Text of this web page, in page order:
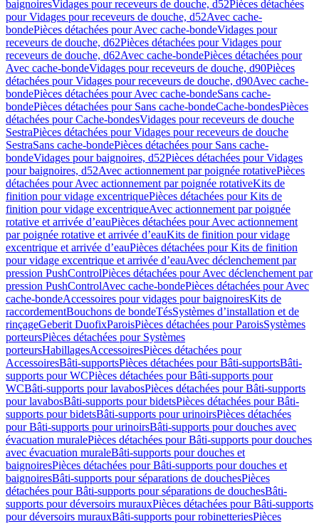
baignoiresVidages pour receveurs de douche, d52Pièces détachées
pour Vidages pour receveurs de douche, d52Avec cache-
bondePièces détachées pour Avec cache-bondeVidages pour
receveurs de douche, d62Pièces détachées pour Vidages pour
receveurs de douche, d62Avec cache-bondePièces détachées pour
Avec cache-bondeVidages pour receveurs de douche, d90Pièces
détachées pour Vidages pour receveurs de douche, d90Avec cache-
bondePièces détachées pour Avec cache-bondeSans cache-
bondePièces détachées pour Sans cache-bondeCache-bondesPièces
détachées pour Cache-bondesVidages pour receveurs de douche
SestraPièces détachées pour Vidages pour receveurs de douche
SestraSans cache-bondePièces détachées pour Sans cache-
bondeVidages pour baignoires, d52Pièces détachées pour Vidages
pour baignoires, d52Avec actionnement par poignée rotativePièces
détachées pour Avec actionnement par poignée rotativeKits de
finition pour vidage excentriquePièces détachées pour Kits de
finition pour vidage excentriqueAvec actionnement par poignée
rotative et arrivée d’eauPièces détachées pour Avec actionnement
par poignée rotative et arrivée d’eauKits de finition pour vidage
excentrique et arrivée d’eauPièces détachées pour Kits de finition
pour vidage excentrique et arrivée d’eauAvec déclenchement par
pression PushControlPièces détachées pour Avec déclenchement par
pression PushControlAvec cache-bondePièces détachées pour Avec
cache-bondeAccessoires pour vidages pour baignoiresKits de
raccordementBouchons de bondeTésSystèmes d’installation et de
rinçageGeberit DuofixParoisPièces détachées pour ParoisSystèmes
porteursPièces détachées pour Systèmes
porteursHabillagesAccessoiresPièces détachées pour
AccessoiresBâti-supportsPièces détachées pour Bâti-supportsBâti-
supports pour WCPièces détachées pour Bâti-supports pour
WCBâti-supports pour lavabosPièces détachées pour Bâti-supports
pour lavabosBâti-supports pour bidetsPièces détachées pour Bâti-
supports pour bidetsBâti-supports pour urinoirsPièces détachées
pour Bâti-supports pour urinoirsBâti-supports pour douches avec
évacuation muralePièces détachées pour Bâti-supports pour douches
avec évacuation muraleBâti-supports pour douches et
baignoiresPièces détachées pour Bâti-supports pour douches et
baignoiresBâti-supports pour séparations de douchesPièces
détachées pour Bâti-supports pour séparations de douchesBâti-
supports pour déversoirs murauxPièces détachées pour Bâti-supports
pour déversoirs murauxBâti-supports pour robinetteriesPièces